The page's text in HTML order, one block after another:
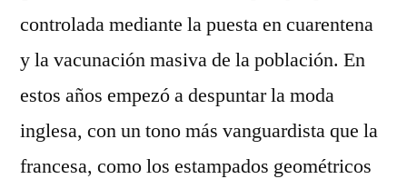
controlada mediante la puesta en cuarentena
y la vacunación masiva de la población. En
estos años empezó a despuntar la moda
inglesa, con un tono más vanguardista que la
francesa, como los estampados geométricos